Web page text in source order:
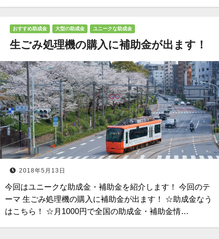
おすすめ助成金 大型の助成金 ユニークな助成金
生ごみ処理機の購入に補助金が出ます！
2018年5月13日
今回はユニークな助成金・補助金を紹介します！ 今回のテ
ーマ 生ごみ処理機の購入に補助金が出ます！ ☆助成金なう
はこちら！ ☆月1000円で全国の助成金・補助金情…